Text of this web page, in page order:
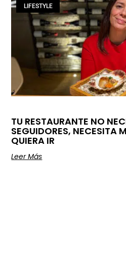
LIFESTYLE
TU RESTAURANTE NO
SEGUIDORES, NECESITA
QUIERA IR
Leer Más